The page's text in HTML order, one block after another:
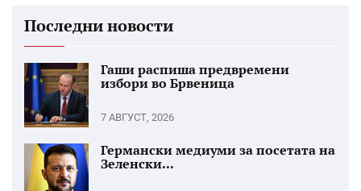
Последни новости
Гаши распиша предвремени
избори во Брвеница
7 АВГУСТ, 2026
Германски медиуми за посетата на
Зеленски...